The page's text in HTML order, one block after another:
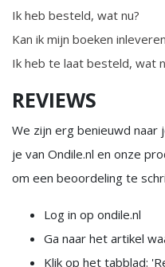
Ik heb besteld, wat nu?
Kan ik mijn boeken
Ik heb te laat besteld, wat
REVIEWS
We zijn erg benieuwd naar
je van Ondile.nl en onze
om een beoordeling te
Log in op ondile.nl
Ga naar het artikel
Klik op het tabblad: